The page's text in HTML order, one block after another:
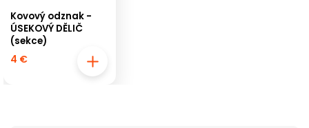
Kovový odznak -
ÚSEKOVÝ DĚLIČ
(sekce)
4 €